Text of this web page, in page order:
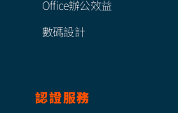
Office辦公效益
數碼設計
認證服務